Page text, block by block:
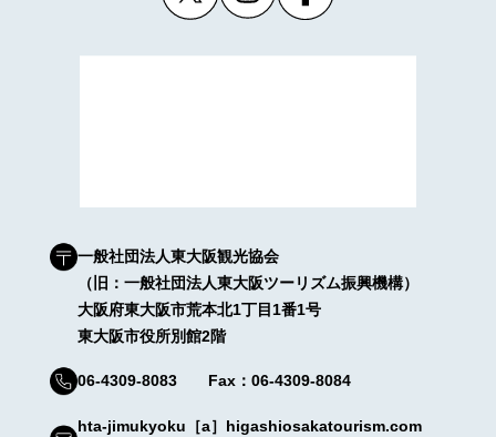
一般社団法人東大阪観光協会
（旧：一般社団法人東大阪ツーリズム振興機構）
大阪府東大阪市荒本北1丁目1番1号
東大阪市役所別館2階
06-4309-8083 Fax：06-4309-8084
hta-jimukyoku［a］higashiosakatourism.com